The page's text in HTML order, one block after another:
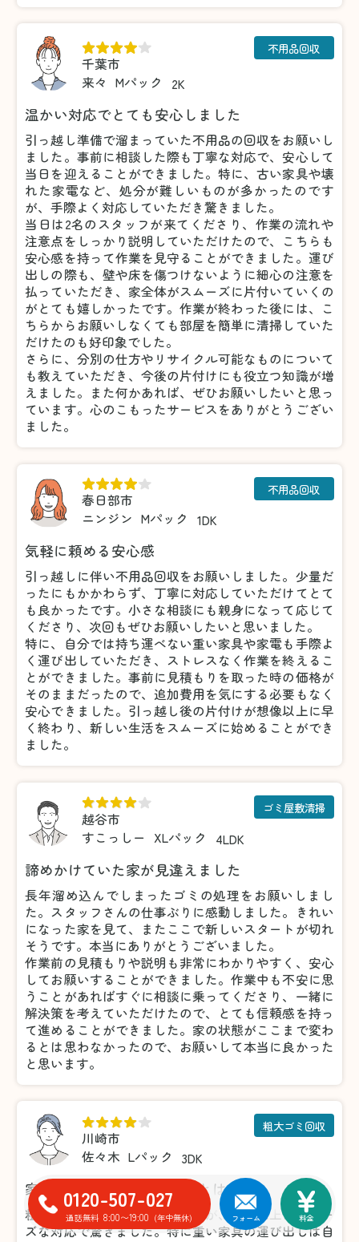
千葉市
来々 Mパック 2K
不用品回収
温かい対応でとても安心しました
引っ越し準備で溜まっていた不用品の回収をお願いし
ました。事前に相談した際も丁寧な対応で、安心して
当日を迎えることができました。特に、古い家具や壊
れた家電など、処分が難しいものが多かったのです
が、手際よく対応していただき驚きました。
当日は2名のスタッフが来てくださり、作業の流れや
注意点をしっかり説明していただけたので、こちらも
安心感を持って作業を見守ることができました。運び
出しの際も、壁や床を傷つけないように細心の注意を
払っていただき、家全体がスムーズに片付いていくの
がとても嬉しかったです。作業が終わった後には、こ
ちらからお願いしなくても部屋を簡単に清掃していた
だけたのも好印象でした。
さらに、分別の仕方やリサイクル可能なものについて
も教えていただき、今後の片付けにも役立つ知識が増
えました。また何かあれば、ぜひお願いしたいと思っ
ています。心のこもったサービスをありがとうござい
ました。
春日部市
ニンジン Mパック 1DK
不用品回収
気軽に頼める安心感
引っ越しに伴い不用品回収をお願いしました。少量だ
ったにもかかわらず、丁寧に対応していただけてとて
も良かったです。小さな相談にも親身になって応じて
くださり、次回もぜひお願いしたいと思いました。
特に、自分では持ち運べない重い家具や家電も手際よ
く運び出していただき、ストレスなく作業を終えるこ
とができました。事前に見積もりを取った時の価格が
そのままだったので、追加費用を気にする必要もなく
安心できました。引っ越し後の片付けが想像以上に早
く終わり、新しい生活をスムーズに始めることができ
ました。
越谷市
すこっしー
XLパック 4LDK
ゴミ屋敷清掃
諦めかけていた家が見違えました
長年溜め込んでしまったゴミの処理をお願いしまし
た。スタッフさんの仕事ぶりに感動しました。きれい
になった家を見て、またここで新しいスタートが切れ
そうです。本当にありがとうございました。
作業前の見積もりや説明も非常にわかりやすく、安心
してお願いすることができました。作業中も不安に思
うことがあればすぐに相談に乗ってくださり、一緒に
解決策を考えていただけたので、とても信頼感を持っ
て進めることができました。家の状態がここまで変わ
るとは思わなかったので、お願いして本当に良かった
と思います。
川崎市
佐々木 Lパック 3DK
粗大ゴミ回収
家具の処分がこんなに楽だとは！
粗大ゴミの処分で利用しましたが、想像以上にスムー
ズな対応で驚きました。特に重い家具の運び出しは自
0120-507-027
通話無料 8:00〜19:00 (年中無休) フォーム 料金